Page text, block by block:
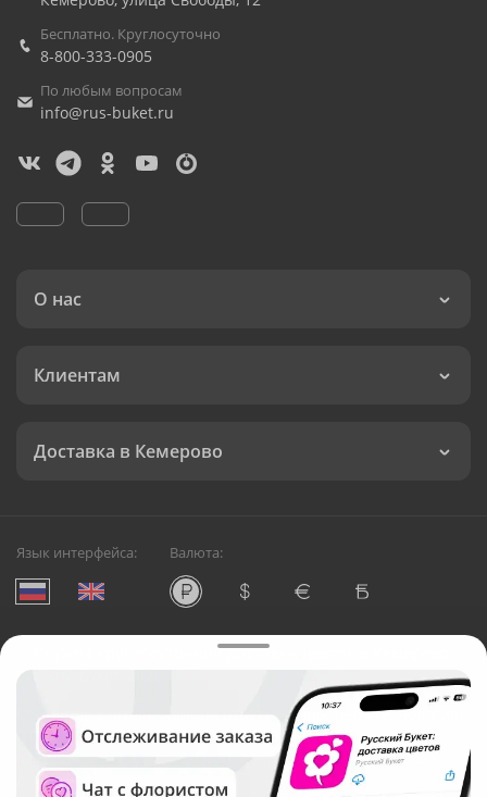
Бесплатно. Круглосуточно
8-800-333-0905
По любым вопросам
info@rus-buket.ru
О нас
Клиентам
Доставка в Кемерово
Язык интерфейса: Валюта:
Служба круглосуточной доставки цветов в Кемерово
Русский Букет, 2026
Общество с ограниченной ответственностью «Технология»
ОГРН: 1195476081745, ИНН: 5410081997
Юридический адрес: г. Новосибирск, ул. Ипподромская,
д.42, оф. 3